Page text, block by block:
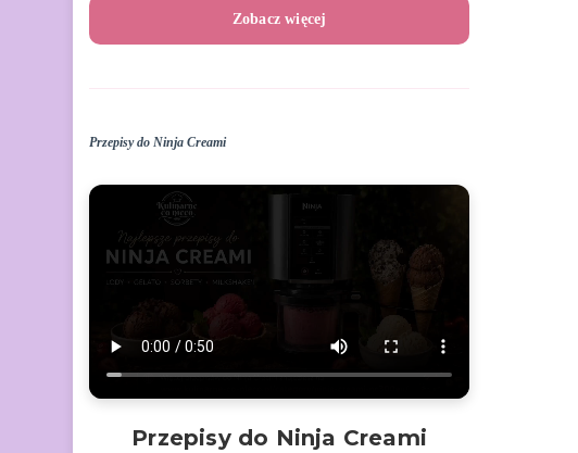
Zobacz więcej
Przepisy do Ninja Creami
Przepisy do Ninja Creami